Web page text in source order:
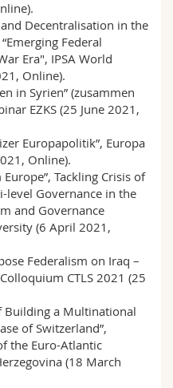
Decentralisation in the
Federal
Era", IPSA World
Online).
in Syrien” (zusammen
EZKS (25 June 2021,
Europapolitik”, Europa
Online).
Tackling Crisis of
level Governance in the
and Governance
(6 April 2021,
Federalism on Iraq –
CTLS 2021 (25
Building a Multinational
of Switzerland”,
the Euro-Atlantic
(18 March